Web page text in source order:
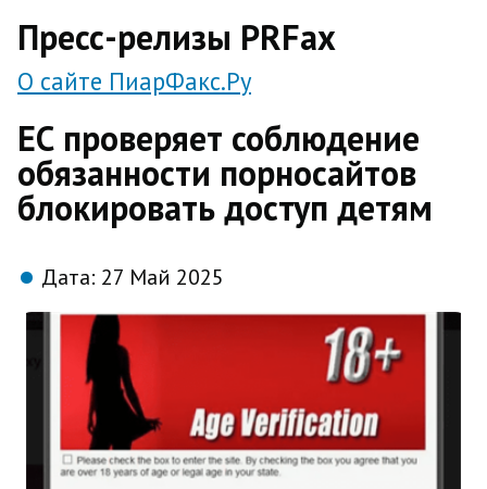
Пресс-релизы PRFax
О сайте ПиарФакс.Ру
ЕС проверяет соблюдение
обязанности порносайтов
блокировать доступ детям
Дата: 27 Май 2025